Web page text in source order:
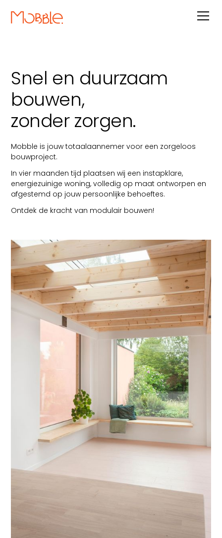
Snel en duurzaam
bouwen,
zonder zorgen.
Mobble is jouw totaalaannemer voor een zorgeloos
bouwproject.
In vier maanden tijd plaatsen wij een instapklare,
energiezuinige woning, volledig op maat ontworpen en
afgestemd op jouw persoonlijke behoeftes.
Ontdek de kracht van modulair bouwen!